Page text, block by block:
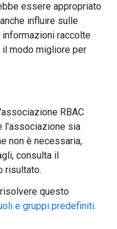
essere appropriato
influire sulle
informazioni raccolte
il modo migliore per
RBAC
l'associazione sia
non è necessaria,
consulta il
risultato.
questo
e gruppi predefiniti.